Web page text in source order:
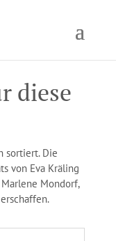
diese
sortiert. Die
von Eva Kräling
Mondorf,